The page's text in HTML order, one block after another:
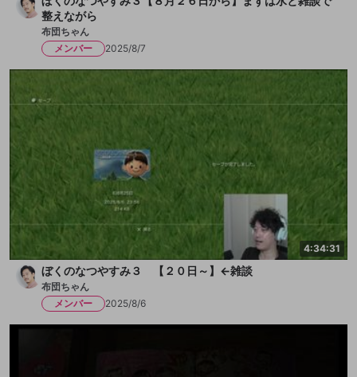
整えながら
布団ちゃん
メンバー
2025/8/7
4:34:31
ぼくのなつやすみ３ 【２０日～】←雑談
布団ちゃん
メンバー
2025/8/6